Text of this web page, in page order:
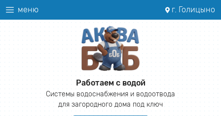
меню г. Голицыно
Работаем с водой
Системы водоснабжения и водоотвода
для загородного дома под ключ